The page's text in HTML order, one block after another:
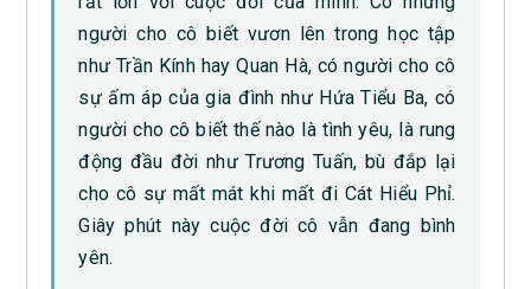
người cho cô biết vươn lên trong học tập
như Trần Kính hay Quan Hà, có người cho cô
sự ấm áp của gia đình như Hứa Tiểu Ba, có
người cho cô biết thế nào là tình yêu, là rung
động đầu đời như Trương Tuấn, bù đắp lại
cho cô sự mất mát khi mất đi Cát Hiểu Phỉ.
Giây phút này cuộc đời cô vẫn đang bình
yên.